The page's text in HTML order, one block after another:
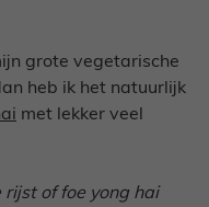
grote vegetarische
heb ik het natuurlijk
met lekker veel
rijst of foe yong hai